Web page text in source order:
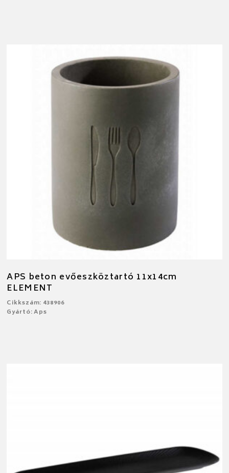
APS beton evőeszköztartó 11x14cm
ELEMENT
Cikkszám: 438906
Gyártó: Aps